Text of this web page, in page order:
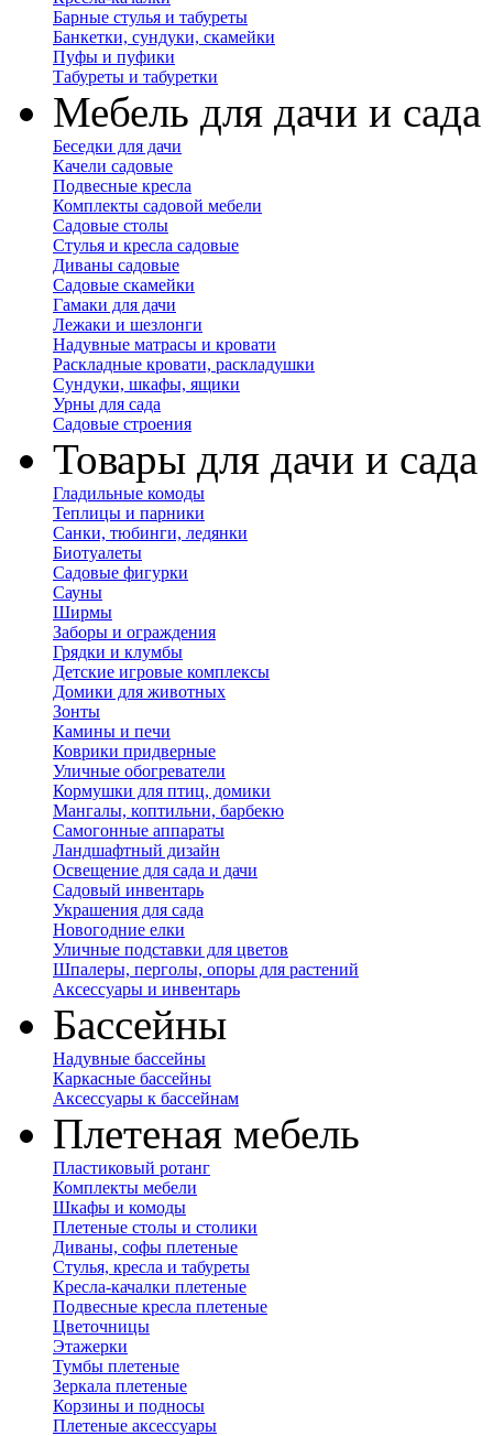
Барные стулья и табуреты
Банкетки, сундуки, скамейки
Пуфы и пуфики
Табуреты и табуретки
Мебель для дачи и сада
Беседки для дачи
Качели садовые
Подвесные кресла
Комплекты садовой мебели
Садовые столы
Стулья и кресла садовые
Диваны садовые
Садовые скамейки
Гамаки для дачи
Лежаки и шезлонги
Надувные матрасы и кровати
Раскладные кровати, раскладушки
Сундуки, шкафы, ящики
Урны для сада
Садовые строения
Товары для дачи и сада
Гладильные комоды
Теплицы и парники
Санки, тюбинги, ледянки
Биотуалеты
Садовые фигурки
Сауны
Ширмы
Заборы и ограждения
Грядки и клумбы
Детские игровые комплексы
Домики для животных
Зонты
Камины и печи
Коврики придверные
Уличные обогреватели
Кормушки для птиц, домики
Мангалы, коптильни, барбекю
Самогонные аппараты
Ландшафтный дизайн
Освещение для сада и дачи
Садовый инвентарь
Украшения для сада
Новогодние елки
Уличные подставки для цветов
Шпалеры, перголы, опоры для растений
Аксессуары и инвентарь
Бассейны
Надувные бассейны
Каркасные бассейны
Аксессуары к бассейнам
Плетеная мебель
Пластиковый ротанг
Комплекты мебели
Шкафы и комоды
Плетеные столы и столики
Диваны, софы плетеные
Стулья, кресла и табуреты
Кресла-качалки плетеные
Подвесные кресла плетеные
Цветочницы
Этажерки
Тумбы плетеные
Зеркала плетеные
Корзины и подносы
Плетеные аксессуары